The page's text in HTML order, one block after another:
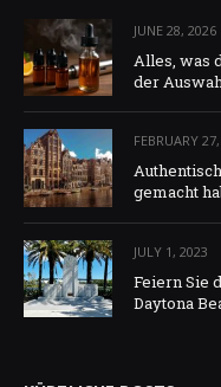
JUNE 28, 2026
Alles, was
der
FEBRUARY
gemacht
JULY 1, 2023
Feiern Sie
Daytona